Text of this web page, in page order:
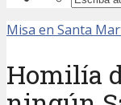
Misa en Santa
Homilía